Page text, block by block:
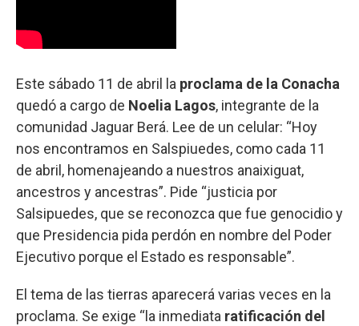
Este sábado 11 de abril la proclama de la Conacha
quedó a cargo de Noelia Lagos, integrante de la
comunidad Jaguar Berá. Lee de un celular: “Hoy
nos encontramos en Salspiuedes, como cada 11
de abril, homenajeando a nuestros anaixiguat,
ancestros y ancestras”. Pide “justicia por
Salsipuedes, que se reconozca que fue genocidio y
que Presidencia pida perdón en nombre del Poder
Ejecutivo porque el Estado es responsable”.
El tema de las tierras aparecerá varias veces en la
proclama. Se exige “la inmediata ratificación del